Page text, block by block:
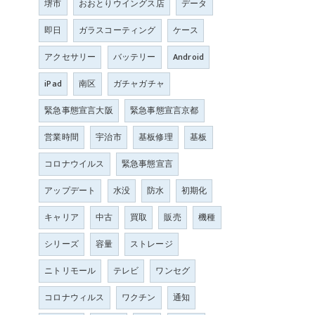
堺市
おおとりウイングス店
データ
即日
ガラスコーティング
ケース
アクセサリー
バッテリー
Android
iPad
南区
ガチャガチャ
緊急事態宣言大阪
緊急事態宣言京都
営業時間
宇治市 基板修理
基板
コロナウイルス
緊急事態宣言
アップデート
水没 防水
初期化
キャリア
中古 買取 販売
機種
シリーズ
容量
ストレージ
ニトリモール
テレビ
ワンセグ
コロナウィルス
ワクチン
通知